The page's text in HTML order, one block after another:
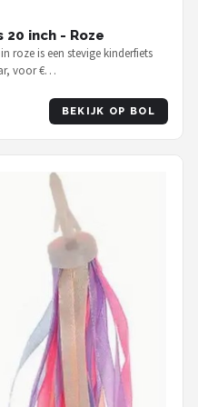
20 inch - Roze
roze is een stevige kinderfiets
voor €…
BEKIJK OP BOL